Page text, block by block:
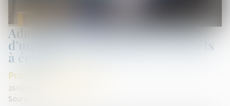
Admission au passif de la créance
d’un crédit comprenant les intérêts
à échoir
Procédures collectives
28/03/2019
Source :